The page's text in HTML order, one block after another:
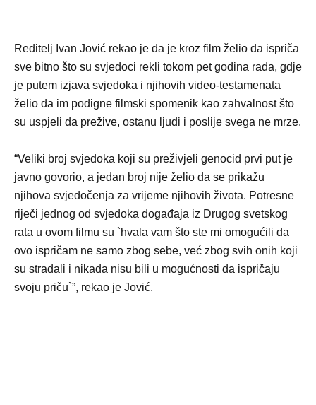
Reditelj Ivan Jović rekao je da je kroz film želio da ispriča
sve bitno što su svjedoci rekli tokom pet godina rada, gdje
je putem izjava svjedoka i njihovih video-testamenata
želio da im podigne filmski spomenik kao zahvalnost što
su uspjeli da prežive, ostanu ljudi i poslije svega ne mrze.
“Veliki broj svjedoka koji su preživjeli genocid prvi put je
javno govorio, a jedan broj nije želio da se prikažu
njihova svjedočenja za vrijeme njihovih života. Potresne
riječi jednog od svjedoka događaja iz Drugog svetskog
rata u ovom filmu su `hvala vam što ste mi omogućili da
ovo ispričam ne samo zbog sebe, već zbog svih onih koji
su stradali i nikada nisu bili u mogućnosti da ispričaju
svoju priču`”, rekao je Jović.